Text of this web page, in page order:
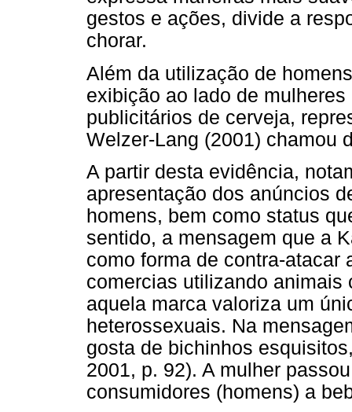
gestos e ações, divide a
chorar.
Além da utilização de
exibição ao lado de
publicitários de cerveja,
Welzer-Lang (2001) chamou
A partir desta evidência,
apresentação dos anúncios
homens, bem como status
sentido, a mensagem que a
como forma de contra-atacar
comercias utilizando animais
aquela marca valoriza um
heterossexuais. Na
gosta de bichinhos
2001, p. 92). A mulher
consumidores (homens) a